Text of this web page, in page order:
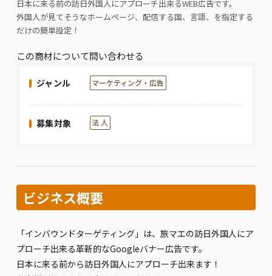
日本に来る前の訪日外国人にアプローチ出来るWEB広告です。
外国人が見てそうなホームページ、配信する国、言語、を指定する
だけの簡単設定！
この商材について問い合わせる
ジャンル マーケティング・広告
募集対象 法 人
ビジネス概要
「インバウンドターゲティング」は、旅マエの訪日外国人にア
プローチ出来る革新的なGoogleバナー広告です。
日本に来る前から訪日外国人にアプローチ出来ます！